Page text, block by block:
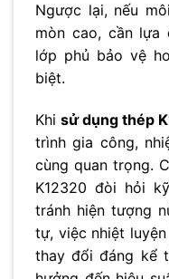
Ngược lại, nếu
mòn cao, cần lựa
lớp phủ bảo vệ
biệt.
Khisử dụng thép
trình gia công,
cùng quan trọng.
K12320 đòi hỏi
tránh hiện tượng
tự, việc nhiệt
thay đổi đáng kể